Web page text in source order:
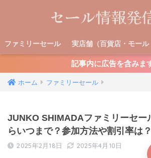
ファミリーセール 実店舗（百貨店・モー
記事内に広告を含みま
ホーム ファミリーセール
JUNKO SHIMADAファミリーセー
らいつまで？参加方法や割引率は？
2025年2月18日 2025年4月10日